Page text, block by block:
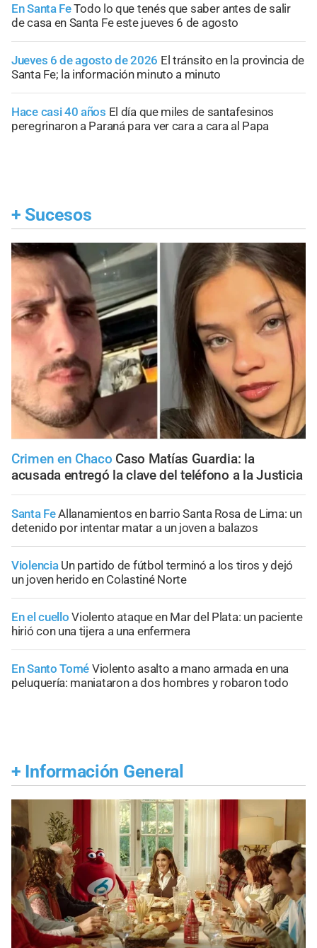
En Santa FeTodo lo que tenés que saber antes de salir
de casa en Santa Fe este jueves 6 de agosto
Jueves 6 de agosto de 2026 El tránsito en la provincia de
Santa Fe; la información minuto a minuto
Hace casi 40 años El día que miles de santafesinos
peregrinaron a Paraná para ver cara a cara al Papa
+ Sucesos
Crimen en Chaco Caso Matías Guardia: la
acusada entregó la clave del teléfono a la Justicia
Santa FeAllanamientos en barrio Santa Rosa de Lima: un
detenido por intentar matar a un joven a balazos
Violencia Un partido de fútbol terminó a los tiros y dejó
un joven herido en Colastiné Norte
En el cuello Violento ataque en Mar del Plata: un paciente
hirió con una tijera a una enfermera
En Santo Tomé Violento asalto a mano armada en una
peluquería: maniataron a dos hombres y robaron todo
+ Información General